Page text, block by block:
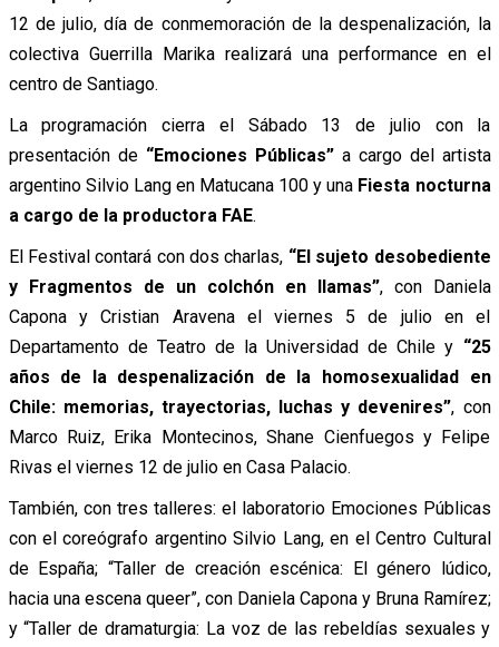
12 de julio, día de conmemoración de la despenalización, la
colectiva Guerrilla Marika realizará una performance en el
centro de Santiago.
La programación cierra el Sábado 13 de julio con la
presentación de “Emociones Públicas”a cargo del artista
argentino Silvio Lang en Matucana 100 y una Fiesta nocturna
a cargo de la productora FAE.
El Festival contará con dos charlas, “El sujeto desobediente
y Fragmentos de un colchón en llamas”, con Daniela
Capona y Cristian Aravena el viernes 5 de julio en el
Departamento de Teatro de la Universidad de Chile y “25
años de la despenalización de la homosexualidad en
Chile: memorias, trayectorias, luchas y devenires”, con
Marco Ruiz, Erika Montecinos, Shane Cienfuegos y Felipe
Rivas el viernes 12 de julio en Casa Palacio.
También, con tres talleres: el laboratorio Emociones Públicas
con el coreógrafo argentino Silvio Lang, en el Centro Cultural
de España; “Taller de creación escénica: El género lúdico,
hacia una escena queer”, con Daniela Capona y Bruna Ramírez;
y “Taller de dramaturgia: La voz de las rebeldías sexuales y